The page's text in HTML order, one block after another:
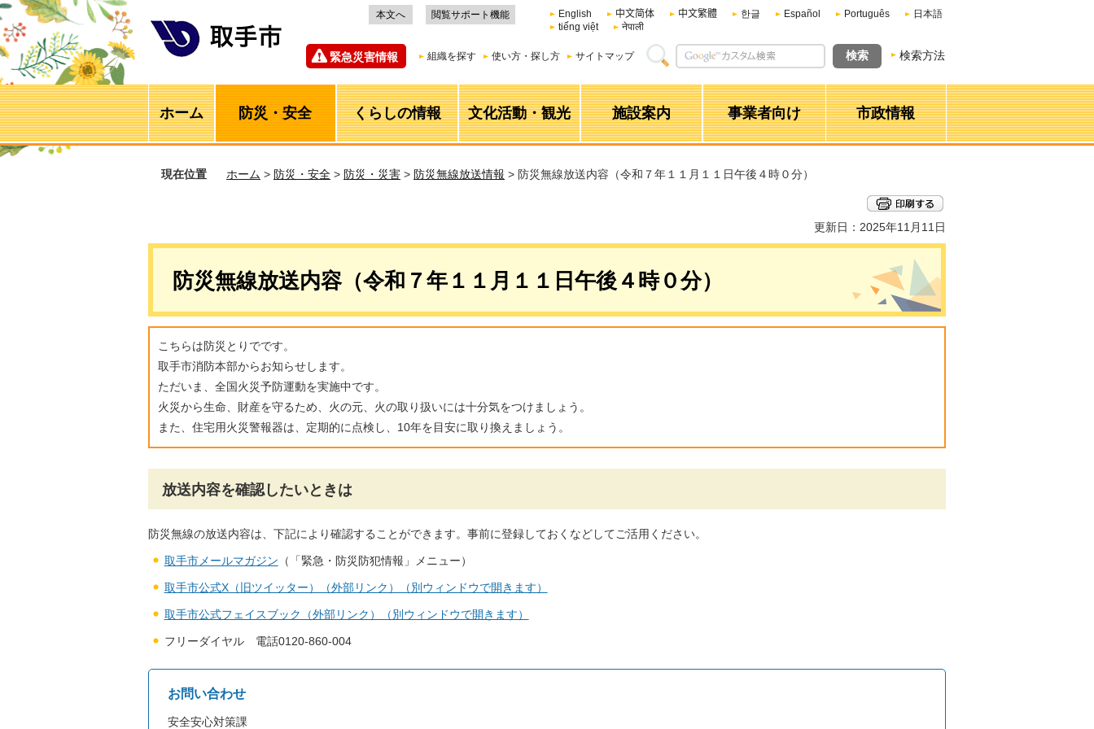
本文へ 閲覧サポート機能 English 中文简体 中文繁體 한글 Español Português
日本語
tiếng việt
नेपाली
緊急災害情報 組織を探す 使い方・探し方 サイトマップ 検索方法
ホーム 防災・安全 くらしの情報 文化活動・観光 施設案内 事業者向け 市政情報
現在位置 ホーム > 防災・安全 > 防災・災害 > 防災無線放送情報 > 防災無線放送内容（令和７年１１月１１日午後４時０分）
更新日：2025年11月11日
防災無線放送内容（令和７年１１月１１日午後４時０分）
こちらは防災とりでです。
取手市消防本部からお知らせします。
ただいま、全国火災予防運動を実施中です。
火災から生命、財産を守るため、火の元、火の取り扱いには十分気をつけましょう。
また、住宅用火災警報器は、定期的に点検し、10年を目安に取り換えましょう。
放送内容を確認したいときは
防災無線の放送内容は、下記により確認することができます。事前に登録しておくなどしてご活用ください。
取手市メールマガジン （「緊急・防災防犯情報」メニュー）
取手市公式X（旧ツイッター）（外部リンク）（別ウィンドウで開きます）
取手市公式フェイスブック（外部リンク）（別ウィンドウで開きます）
フリーダイヤル 電話0120-860-004
お問い合わせ
安全安心対策課